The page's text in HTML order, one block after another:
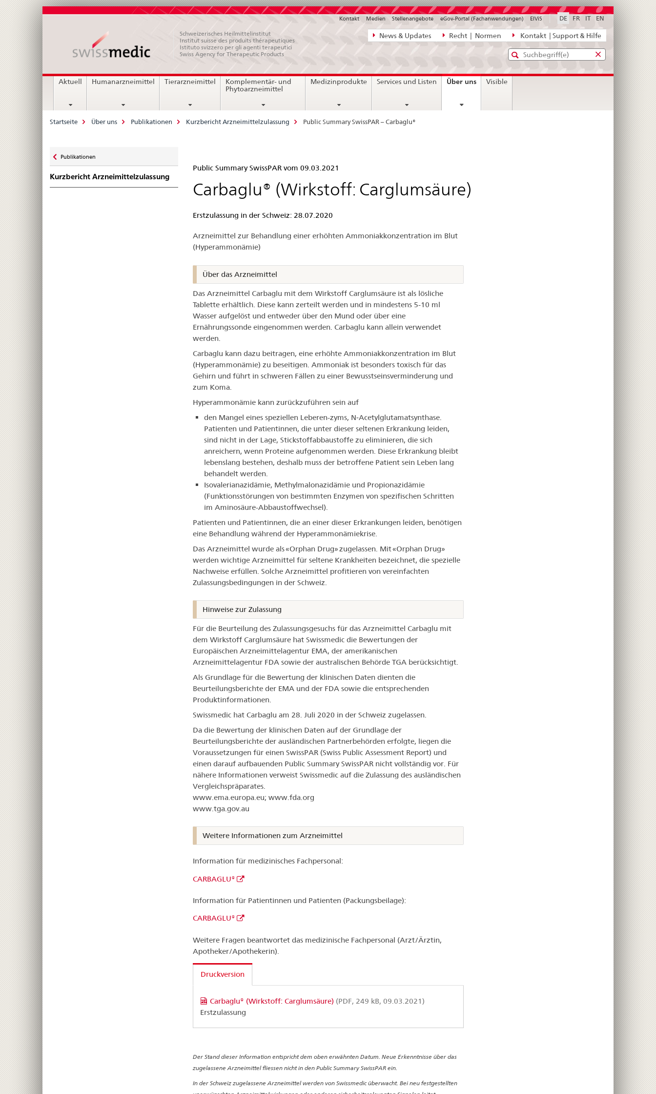
Direktnavigation
News,
Kontakt
News & Updates Recht | Normen Kontakt | Support & Hilfe
DE FR IT EN
Kontakt Medien Stellenangebote eGov-Portal (Fachanwendungen) ElViS
Schweizerisches Heilmittelinstitut
Institut suisse des produits thérapeutiques
Istituto svizzero per gli agenti terapeutici
Swiss Agency for Therapeutic Products
Standard-
Suche
Eingabefenster
diefür
Hauptnavigation
Aktuell Humanarzneimittel Tierarzneimittel
Komplementär- und
Phytoarzneimittel
Medizinprodukte Services und Listen Über unscurrent
Visible
Breadcrumb
Startseite Über uns Publikationen Kurzbericht Arzneimittelzulassung Public Summary SwissPAR – Carbaglu®
zu
Publikationen
Kurzbericht Arzneimittelzulassung
Public
Summary
SwissPAR
Carbaglu®
Public Summary SwissPAR vom 09.03.2021
Carbaglu® (Wirkstoff: Carglumsäure)
Erstzulassung in der Schweiz: 28.07.2020
Arzneimittel zur Behandlung einer erhöhten Ammoniakkonzentration im Blut
(Hyperammonämie)
Über das Arzneimittel
Das Arzneimittel Carbaglu mit dem Wirkstoff Carglumsäure ist als lösliche
Tablette erhältlich. Diese kann zerteilt werden und in mindestens 5-10 ml
Wasser aufgelöst und entweder über den Mund oder über eine
Ernährungssonde eingenommen werden. Carbaglu kann allein verwendet
werden.
Carbaglu kann dazu beitragen, eine erhöhte Ammoniakkonzentration im Blut
(Hyperammonämie) zu beseitigen. Ammoniak ist besonders toxisch für das
Gehirn und führt in schweren Fällen zu einer Bewusstseinsverminderung und
zum Koma.
Hyperammonämie kann zurückzuführen sein auf
­den Mangel eines speziellen Leberen-zyms, N‑Acetylglutamatsynthase.
Patienten und Patientinnen, die unter dieser seltenen Erkrankung leiden,
sind nicht in der Lage, Stickstoffabbaustoffe zu eliminieren, die sich
anreichern, wenn Proteine aufgenommen werden. Diese Erkrankung bleibt
lebenslang bestehen, deshalb muss der betroffene Patient sein Leben lang
behandelt werden.
­Isovalerianazidämie, Methylmalonazidämie und Propionazidämie
(Funktionsstörungen von bestimmten Enzymen von spezifischen Schritten
im Aminosäure-Abbaustoffwechsel).
Patienten und Patientinnen, die an einer dieser Erkrankungen leiden, benötigen
eine Behandlung während der Hyperammonämiekrise.
Das Arzneimittel wurde als «Orphan Drug» zugelassen. Mit «Orphan Drug»
werden wichtige Arzneimittel für seltene Krankheiten bezeichnet, die spezielle
Nachweise erfüllen. Solche Arzneimittel profitieren von vereinfachten
Zulassungsbedingungen in der Schweiz.
Hinweise zur Zulassung
Für die Beurteilung des Zulassungsgesuchs für das Arzneimittel Carbaglu mit
dem Wirkstoff Carglumsäure hat Swissmedic die Bewertungen der
Europäischen Arzneimittelagentur EMA, der amerikanischen
Arzneimittelagentur FDA sowie der australischen Behörde TGA berücksichtigt.
Als Grundlage für die Bewertung der klinischen Daten dienten die
Beurteilungsberichte der EMA und der FDA sowie die entsprechenden
Produktinformationen.
Swissmedic hat Carbaglu am 28. Juli 2020 in der Schweiz zugelassen.
Da die Bewertung der klinischen Daten auf der Grundlage der
Beurteilungsberichte der ausländischen Partnerbehörden erfolgte, liegen die
Voraussetzungen für einen SwissPAR (Swiss Public Assessment Report) und
einen darauf aufbauenden Public Summary SwissPAR nicht vollständig vor. Für
nähere Informationen verweist Swissmedic auf die Zulassung des ausländischen
Vergleichspräparates.
www.ema.europa.eu; www.fda.org
www.tga.gov.au
Weitere Informationen zum Arzneimittel
Information für medizinisches Fachpersonal:
CARBAGLU®
Information für Patientinnen und Patienten (Packungsbeilage):
CARBAGLU®
Weitere Fragen beantwortet das medizinische Fachpersonal (Arzt/Ärztin,
Apotheker/Apothekerin).
Druckversion
Carbaglu® (Wirkstoff: Carglumsäure) (PDF, 249 kB, 09.03.2021)
Erstzulassung
Der Stand dieser Information entspricht dem oben erwähnten Datum. Neue Erkenntnisse über das
zugelassene Arzneimittel fliessen nicht in den Public Summary SwissPAR ein.
In der Schweiz zugelassene Arzneimittel werden von Swissmedic überwacht. Bei neu festgestellten